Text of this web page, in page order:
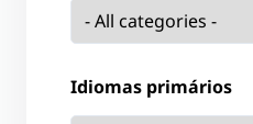
Idiomas primários